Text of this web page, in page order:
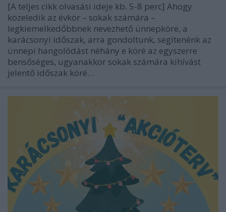
[A teljes cikk olvasási ideje kb. 5-8 perc] Ahogy
közeledik az évkör – sokak számára –
legkiemelkedőbbnek nevezhető ünnepköre, a
karácsonyi időszak, arra gondoltunk, segítenénk az
ünnepi hangolódást néhány e köré az egyszerre
bensőséges, ugyanakkor sokak számára kihívást
jelentő időszak köré…